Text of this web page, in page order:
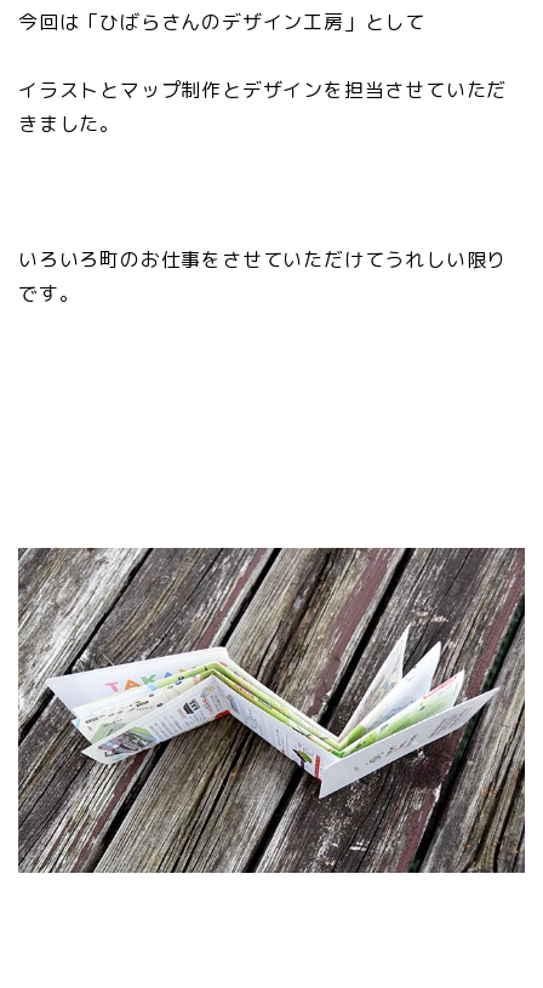
今回は「ひばらさんのデザイン工房」として
イラストとマップ制作とデザインを担当させていただ
きました。
いろいろ町のお仕事をさせていただけてうれしい限り
です。